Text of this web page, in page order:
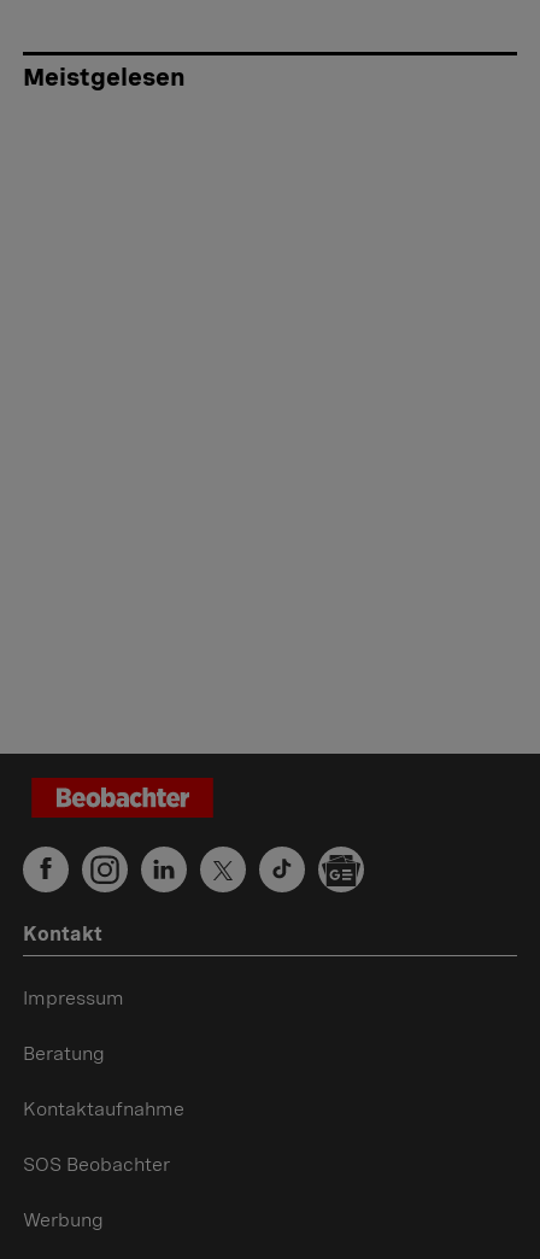
Meistgelesen
Kontakt
Impressum
Beratung
Kontaktaufnahme
SOS Beobachter
Werbung